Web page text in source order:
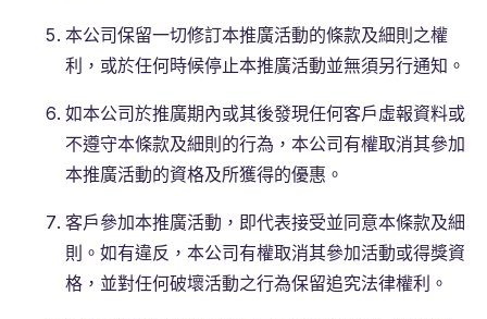
本公司保留一切修訂本推廣活動的條款及細則之權
利，或於任何時候停止本推廣活動並無須另行通知。
如本公司於推廣期內或其後發現任何客戶虛報資料或
不遵守本條款及細則的行為，本公司有權取消其參加
本推廣活動的資格及所獲得的優惠。
客戶參加本推廣活動，即代表接受並同意本條款及細
則。如有違反，本公司有權取消其參加活動或得獎資
格，並對任何破壞活動之行為保留追究法律權利。